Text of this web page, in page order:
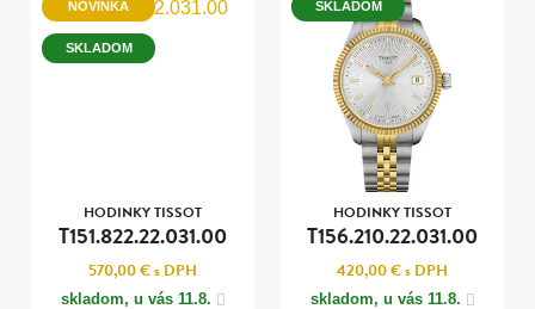
NOVINKA
SKLADOM
HODINKY TISSOT
T151.822.22.031.00
570,00 €s DPH
skladom, u vás 11.8.
SKLADOM
HODINKY TISSOT
T156.210.22.031.00
420,00 €s DPH
skladom, u vás 11.8.